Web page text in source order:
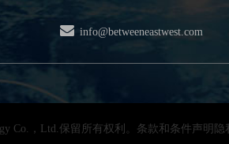
info@betweeneastwest.com
Co.，Ltd.保留所有权利。条款和条件声明隐